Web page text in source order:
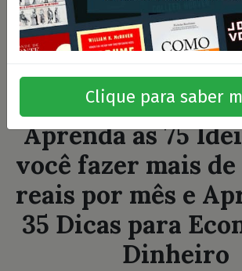
Aprenda as 75
você fazer mais
reais por mês e
35 Dicas para
Dinheiro
Clique para saber